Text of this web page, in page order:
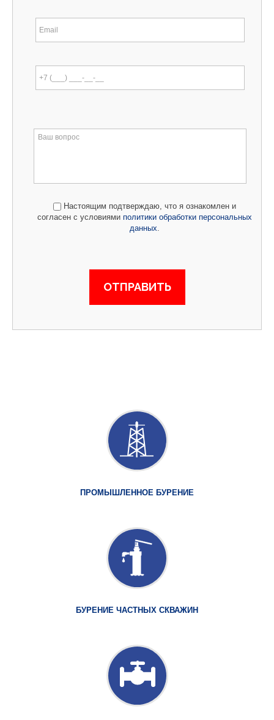
Настоящим подтверждаю, что я ознакомлен и
согласен с условиями политики обработки персональных
данных
ПРОМЫШЛЕННОЕ БУРЕНИЕ
БУРЕНИЕ ЧАСТНЫХ СКВАЖИН